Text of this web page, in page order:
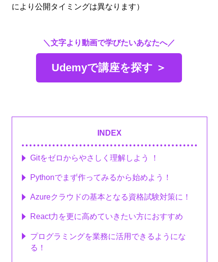
により公開タイミングは異なります）
＼文字より動画で学びたいあなたへ／
Udemyで講座を探す ＞
INDEX
Gitをゼロからやさしく理解しよう ！
Pythonでまず作ってみるから始めよう！
Azureクラウドの基本となる資格試験対策に！
React力を更に高めていきたい方におすすめ
プログラミングを業務に活用できるようにな
る！